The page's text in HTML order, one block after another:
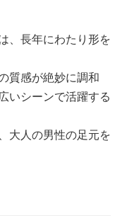
、長年にわたり形を
質感が絶妙に調和
いシーンで活躍する
大人の男性の足元を